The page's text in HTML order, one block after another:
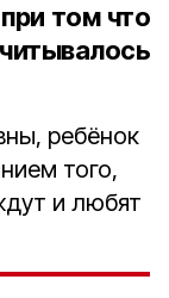
том что
ребёнок
того,
и любят